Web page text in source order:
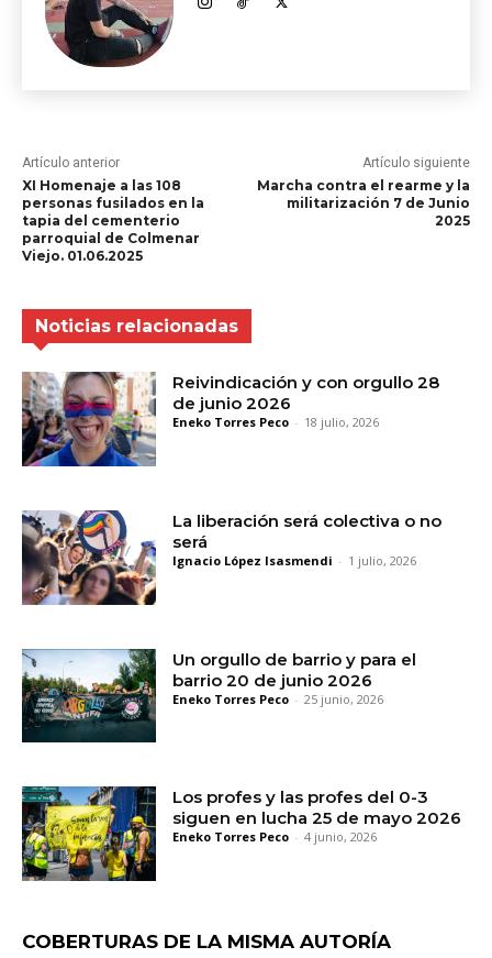
Artículo anterior
XI Homenaje a las 108
personas fusilados en la
tapia del cementerio
parroquial de Colmenar
Viejo. 01.06.2025
Artículo siguiente
Marcha contra el rearme y la
militarización 7 de Junio
2025
Noticias relacionadas
Reivindicación y con orgullo 28
de junio 2026
Eneko Torres Peco - 18 julio, 2026
La liberación será colectiva o no
será
Ignacio López Isasmendi - 1 julio, 2026
Un orgullo de barrio y para el
barrio 20 de junio 2026
Eneko Torres Peco - 25 junio, 2026
Los profes y las profes del 0-3
siguen en lucha 25 de mayo 2026
Eneko Torres Peco - 4 junio, 2026
COBERTURAS DE LA MISMA AUTORÍA